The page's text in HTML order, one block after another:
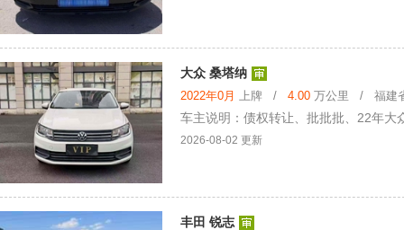
大众 桑塔纳
2022年0月 上牌 / 4.00 万公里 / 福建省
车主说明：债权转让、批批批、22年大
2026-08-02 更新
丰田 锐志